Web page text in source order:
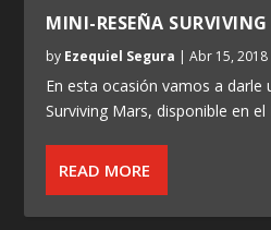
MINI-RESEÑA
by Ezequiel Segura |Abr 15, 2018
En esta ocasión vamos a darle
Surviving Mars, disponible en el
READ MORE